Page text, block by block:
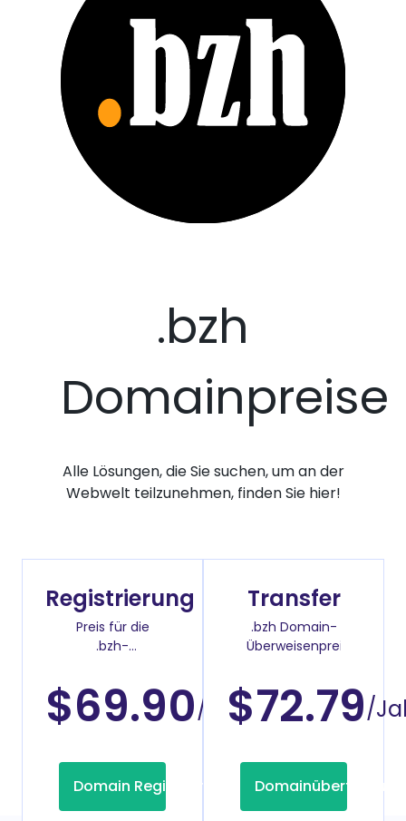
.bzh
Domainpreise
Alle Lösungen, die Sie suchen, um an der
Webwelt teilzunehmen, finden Sie hier!
Registrierung
Preis für die
.bzh-
$69.90/Jahr
Domain Registrierung
Transfer
.bzh Domain-
Überweisenpreis
$72.79/
Domainübertragung